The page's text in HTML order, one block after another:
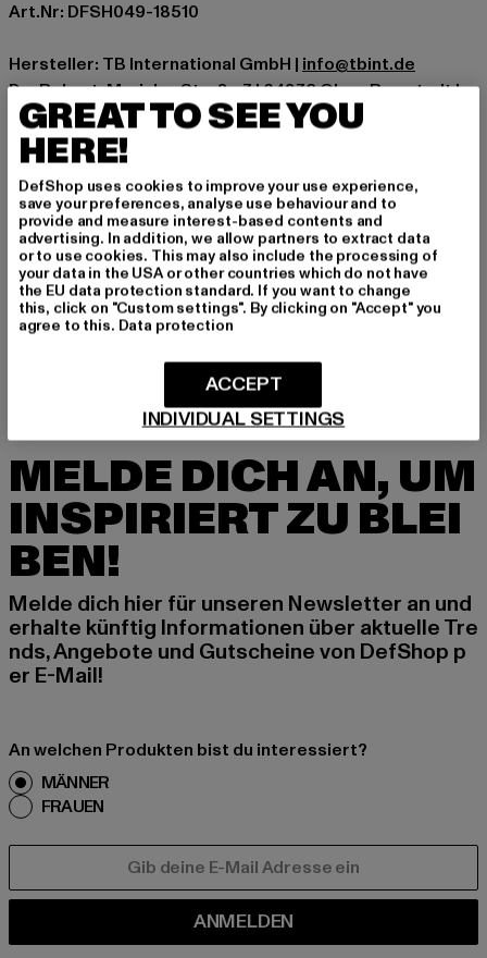
Art.Nr: DFSH049-18510
Hersteller: TB International GmbH | info@tbint.de
Dr.-Robert-Murjahn-Straße 7 | 64372 Ober-Ramstadt |
DE
GRÖSSE & PASSFORM
PFLEGEHINWEISE
LIEFERUNG & RÜCKGABE
MELDE DICH AN, UM
INSPIRIERT ZU BLEI
BEN!
Melde dich hier für unseren Newsletter an und
erhalte künftig Informationen über aktuelle Tre
nds, Angebote und Gutscheine von DefShop p
er E-Mail!
An welchen Produkten bist du interessiert?
MÄNNER
FRAUEN
ANMELDEN
GREAT TO SEE YOU
HERE!
DefShop uses cookies to improve your use experience,
save your preferences, analyse use behaviour and to
provide and measure interest-based contents and
advertising. In addition, we allow partners to extract data
or to use cookies. This may also include the processing of
your data in the USA or other countries which do not have
the EU data protection standard. If you want to change
this, click on "Custom settings". By clicking on "Accept" you
agree to this. Data protection
INDIVIDUAL SETTINGS
ACCEPT